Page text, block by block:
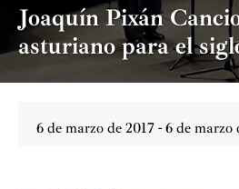
Joaquín Pixán
asturiano para el
6 de marzo de 2017 - 6 de marzo